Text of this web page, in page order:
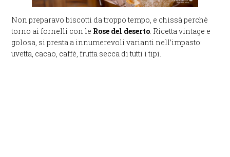
Non preparavo biscotti da troppo tempo, e chissà perchè
torno ai fornelli con le Rose del deserto. Ricetta vintage e
golosa, si presta a innumerevoli varianti nell’impasto:
uvetta, cacao, caffè, frutta secca di tutti i tipi.